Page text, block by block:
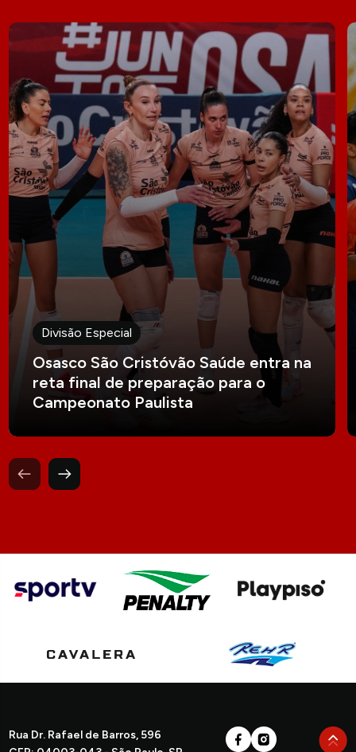
Divisão Especial
Osasco São Cristóvão Saúde entra na
reta final de preparação para o
Campeonato Paulista
Rua Dr. Rafael de Barros, 596